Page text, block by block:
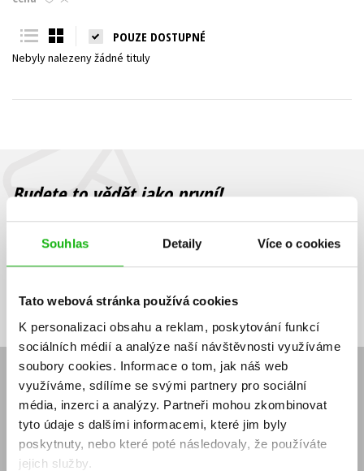
Souhlas Detaily Více o cookies
Tato webová stránka používá cookies
K personalizaci obsahu a reklam, poskytování funkcí
sociálních médií a analýze naší návštěvnosti využíváme
soubory cookies. Informace o tom, jak náš web
využíváme, sdílíme se svými partnery pro sociální
média, inzerci a analýzy. Partneři mohou zkombinovat
tyto údaje s dalšími informacemi, které jim byly
poskytnuty, nebo které poté následovaly, že používáte
jejich služby.
Young adult (SK)
Všechny tituly
POUZE DOSTUPNÉ
Nebyly nalezeny žádné tituly
Budete to vědět jako první!
Zajímá Vás, jaký knižní hit právě vychází, na jaké zboží je výhodná
sleva, jaká běží soutěž o ceny? Přihlášením k odběru našich e-
souhlasíte se zpracováním osobních údajů
mailová
adresa
mailová
adresa
Vaše e-mailová adresa Přihlásit se
E-SHOP
Aktuality
Naši autoři
Obchodní podmínky
Jak nakoupit
Knižní novinky
Dárkové poukazy
Affiliate program